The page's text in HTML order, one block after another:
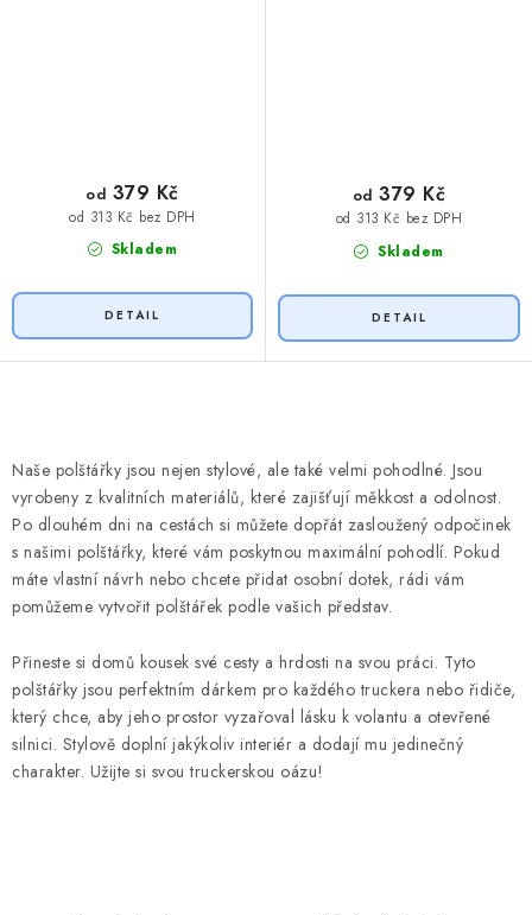
Skladem
od 313 Kč bez DPH
od 379 Kč
Skladem
od 313 Kč bez DPH
od 379 Kč
v
l
á
d
a
c
í
p
r
v
k
Naše polštářky jsou nejen stylové, ale také velmi pohodlné. Jsou
vyrobeny z kvalitních materiálů, které zajišťují měkkost a odolnost.
Po dlouhém dni na cestách si můžete dopřát zasloužený odpočinek
s našimi polštářky, které vám poskytnou maximální pohodlí. Pokud
máte vlastní návrh nebo chcete přidat osobní dotek, rádi vám
pomůžeme vytvořit polštářek podle vašich představ.
Přineste si domů kousek své cesty a hrdosti na svou práci. Tyto
polštářky jsou perfektním dárkem pro každého truckera nebo řidiče,
který chce, aby jeho prostor vyzařoval lásku k volantu a otevřené
silnici. Stylově doplní jakýkoliv interiér a dodají mu jedinečný
charakter. Užijte si svou truckerskou oázu!